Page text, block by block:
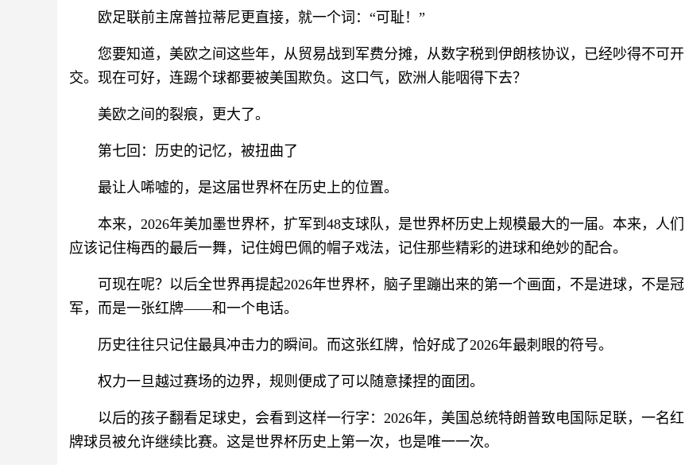
欧足联前主席普拉蒂尼更直接，就一个词：“可耻！”
您要知道，美欧之间这些年，从贸易战到军费分摊，从数字税到伊朗核协议，已经吵得不可开
交。现在可好，连踢个球都要被美国欺负。这口气，欧洲人能咽得下去？
美欧之间的裂痕，更大了。
第七回：历史的记忆，被扭曲了
最让人唏嘘的，是这届世界杯在历史上的位置。
本来，2026年美加墨世界杯，扩军到48支球队，是世界杯历史上规模最大的一届。本来，人们
应该记住梅西的最后一舞，记住姆巴佩的帽子戏法，记住那些精彩的进球和绝妙的配合。
可现在呢？以后全世界再提起2026年世界杯，脑子里蹦出来的第一个画面，不是进球，不是冠
军，而是一张红牌——和一个电话。
历史往往只记住最具冲击力的瞬间。而这张红牌，恰好成了2026年最刺眼的符号。
权力一旦越过赛场的边界，规则便成了可以随意揉捏的面团。
以后的孩子翻看足球史，会看到这样一行字：2026年，美国总统特朗普致电国际足联，一名红
牌球员被允许继续比赛。这是世界杯历史上第一次，也是唯一一次。